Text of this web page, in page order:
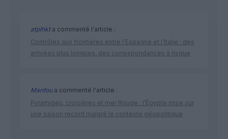
atplhkta commenté l'article :
Contrôles aux frontières entre l’Espagne et l’Italie : des
arrivées plus longues, des correspondances à risque
Manfoua commenté l'article :
Pyramides, croisières et mer Rouge : l’Égypte mise sur
une saison record malgré le contexte géopolitique